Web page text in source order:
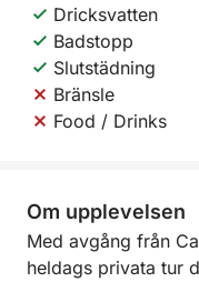
Dricksvatten
Badstopp
Slutstädning
Bränsle
Food / Drinks
Om upplevelsen
Med avgång från
heldags privata tur